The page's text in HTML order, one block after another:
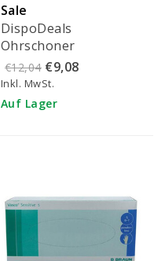
Sale
DispoDeals
Ohrschoner
transparent (5 Stück)
€12,04 €9,08
Inkl. MwSt.
Auf Lager